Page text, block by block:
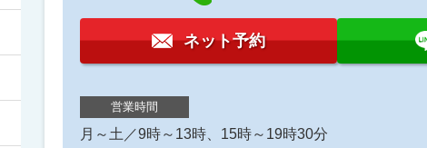
ネット予約
営業時間
月～土／9時～13時、15時～19時30分